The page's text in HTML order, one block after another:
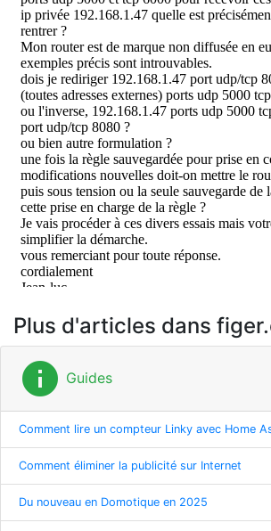
Plus d'articles dans
info Guides
Comment lire un compteur Linky avec Home
Comment éliminer la publicité sur Internet
Du nouveau en Domotique en 2025